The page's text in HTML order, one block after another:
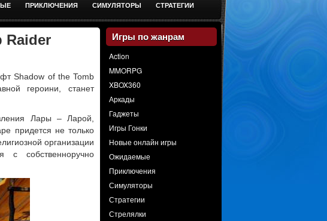
ПРИКЛЮЧЕНИЯ СИМУЛЯТОРЫ СТРАТЕГИИ
Raider
Shadow of the Tomb
героини, станет
Лары – Ларой,
придется не только
организации
с собственноручно
Игры по жанрам
Action
MMORPG
XBOX360
Аркады
Гаджеты
Игры Гонки
Новые онлайн игры
Ожидаемые
Приключения
Симуляторы
Стратегии
Стрелялки